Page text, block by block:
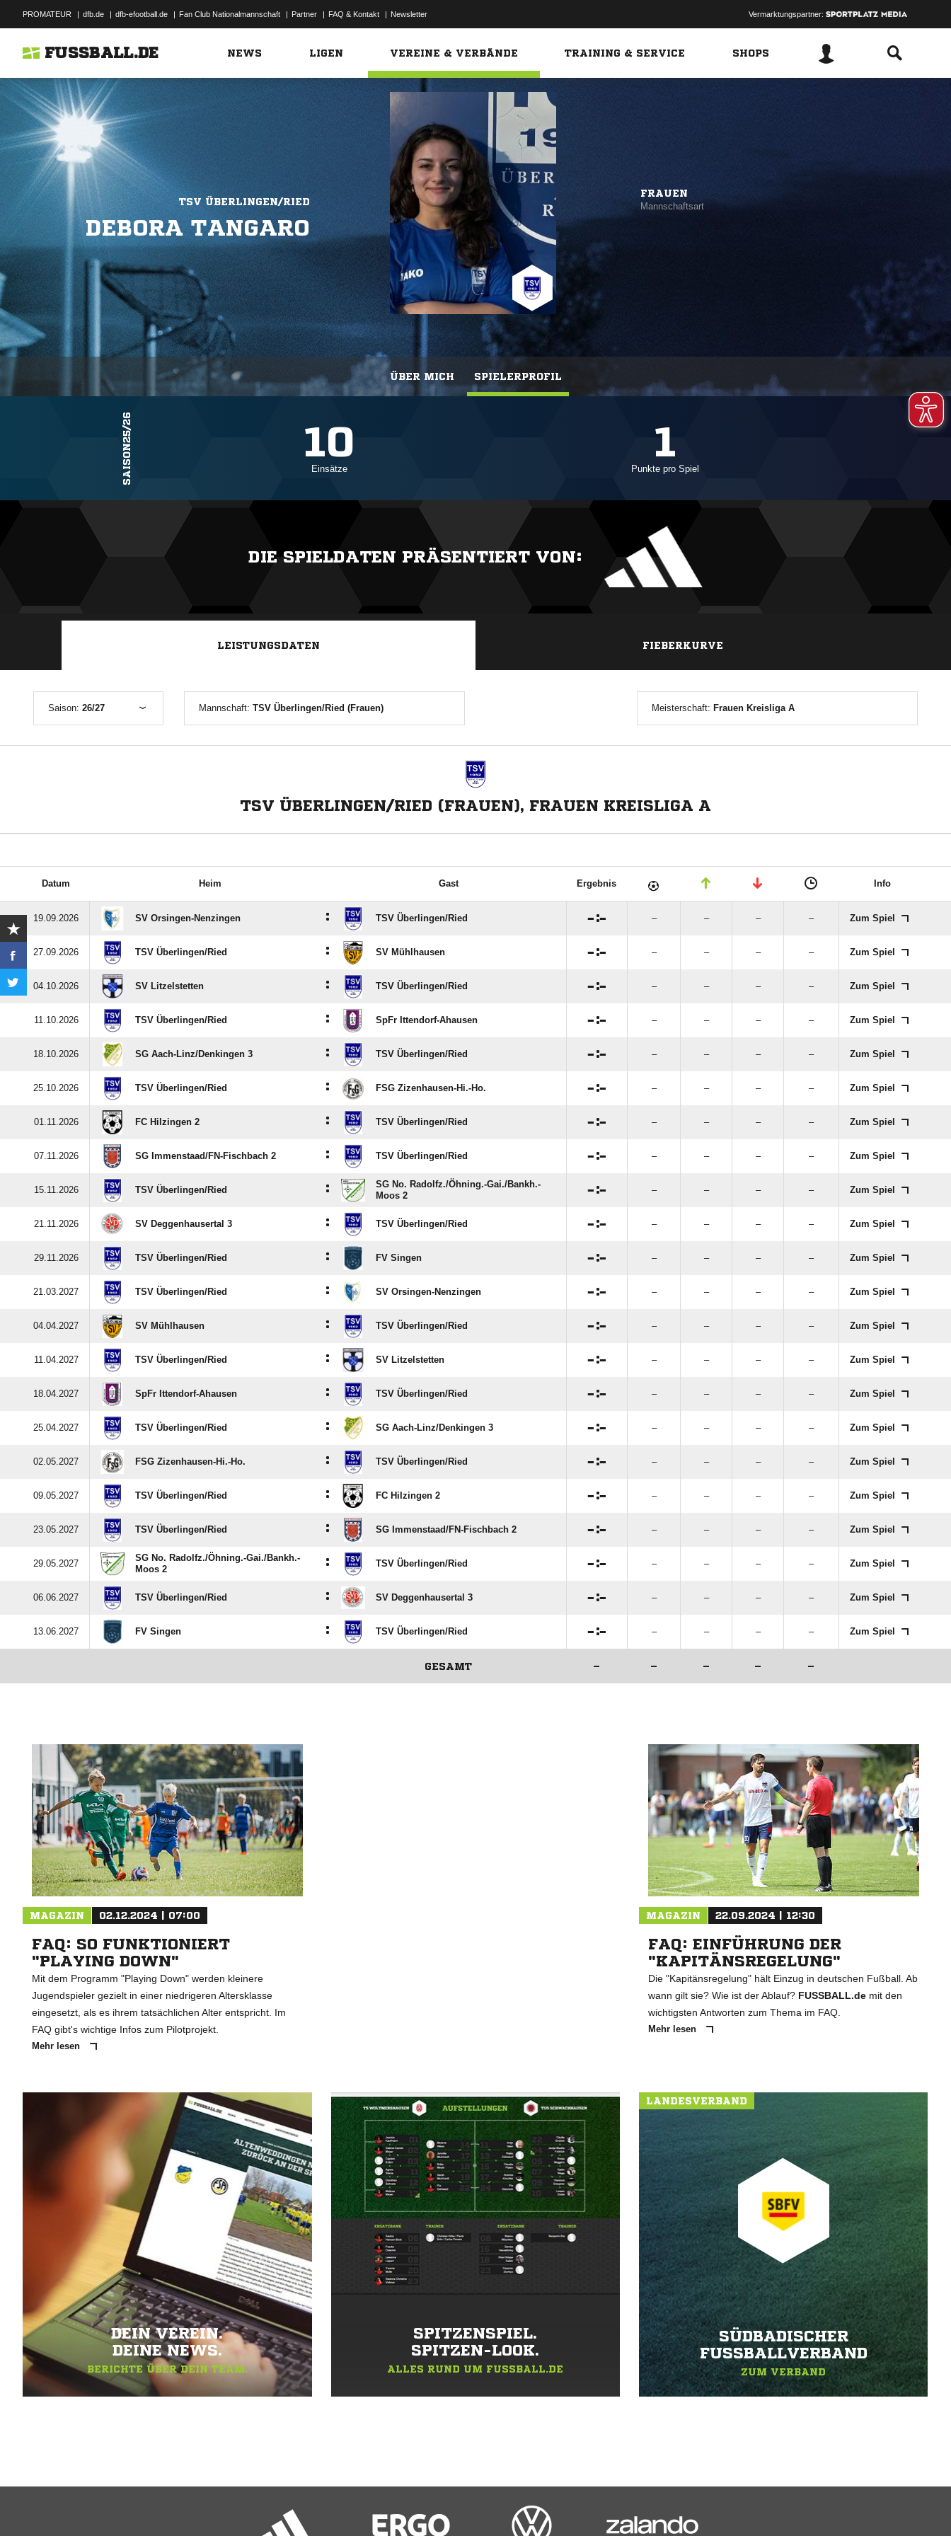
PROMATEUR | dfb.de | dfb-efootball.de | Fan Club Nationalmannschaft | Partner | FAQ & Kontakt | Newsletter Vermarktungspartner:
FUSSBALL.DE NEWS LIGEN VEREINE & VERBÄNDE TRAINING & SERVICE SHOPS
ÜBER MICH SPIELERPROFIL
TSV ÜBERLINGEN/RIED
DEBORA TANGARO
FRAUEN
Mannschaftsart
SAISON25/26 10
Einsätze
1
Punkte pro Spiel
DIE SPIELDATEN PRÄSENTIERT VON:
LEISTUNGSDATEN FIEBERKURVE
Saison: 26/27 Mannschaft:TSV Überlingen/Ried (Frauen) Meisterschaft: Frauen Kreisliga A
TSV ÜBERLINGEN/RIED (FRAUEN), FRAUEN KREISLIGA A
Datum Heim Gast Ergebnis Info
19.09.2026 SV Orsingen-Nenzingen : TSV Überlingen/​Ried : – – – – Zum Spiel
27.09.2026 TSV Überlingen/​Ried : SV Mühlhausen : – – – – Zum Spiel
04.10.2026 SV Litzelstetten : TSV Überlingen/​Ried : – – – – Zum Spiel
11.10.2026 TSV Überlingen/​Ried : SpFr Ittendorf-Ahausen : – – – – Zum Spiel
18.10.2026 SG Aach-Linz/​Denkingen 3 : TSV Überlingen/​Ried : – – – – Zum Spiel
25.10.2026 TSV Überlingen/​Ried : FSG Zizenhausen-Hi.-Ho. : – – – – Zum Spiel
01.11.2026 FC Hilzingen 2 : TSV Überlingen/​Ried : – – – – Zum Spiel
07.11.2026 SG Immenstaad/​FN-Fischbach 2 : TSV Überlingen/​Ried : – – – – Zum Spiel
15.11.2026 TSV Überlingen/​Ried :
SG No. Radolfz./​Öhning.-Gai./​Bankh.-
Moos 2
: – – – – Zum Spiel
21.11.2026 SV Deggenhausertal 3 : TSV Überlingen/​Ried : – – – – Zum Spiel
29.11.2026 TSV Überlingen/​Ried : FV Singen : – – – – Zum Spiel
21.03.2027 TSV Überlingen/​Ried : SV Orsingen-Nenzingen : – – – – Zum Spiel
04.04.2027 SV Mühlhausen : TSV Überlingen/​Ried : – – – – Zum Spiel
11.04.2027 TSV Überlingen/​Ried : SV Litzelstetten : – – – – Zum Spiel
18.04.2027 SpFr Ittendorf-Ahausen : TSV Überlingen/​Ried : – – – – Zum Spiel
25.04.2027 TSV Überlingen/​Ried : SG Aach-Linz/​Denkingen 3 : – – – – Zum Spiel
02.05.2027 FSG Zizenhausen-Hi.-Ho. : TSV Überlingen/​Ried : – – – – Zum Spiel
09.05.2027 TSV Überlingen/​Ried : FC Hilzingen 2 : – – – – Zum Spiel
23.05.2027 TSV Überlingen/​Ried : SG Immenstaad/​FN-Fischbach 2 : – – – – Zum Spiel
29.05.2027
SG No. Radolfz./​Öhning.-Gai./​Bankh.-
Moos 2
: TSV Überlingen/​Ried : – – – – Zum Spiel
06.06.2027 TSV Überlingen/​Ried : SV Deggenhausertal 3 : – – – – Zum Spiel
13.06.2027 FV Singen : TSV Überlingen/​Ried : – – – – Zum Spiel
GESAMT – – – – –
MAGAZIN 02.12.2024 | 07:00
FAQ: SO FUNKTIONIERT
"PLAYING DOWN"
Mit dem Programm "Playing Down" werden kleinere
Jugendspieler gezielt in einer niedrigeren Altersklasse
eingesetzt, als es ihrem tatsächlichen Alter entspricht. Im
FAQ gibt's wichtige Infos zum Pilotprojekt.
Mehr lesen
MAGAZIN 22.09.2024 | 12:30
FAQ: EINFÜHRUNG DER
"KAPITÄNSREGELUNG"
Die "Kapitänsregelung" hält Einzug in deutschen Fußball. Ab
wann gilt sie? Wie ist der Ablauf? FUSSBALL.de mit den
wichtigsten Antworten zum Thema im FAQ.
Mehr lesen
DEIN VEREIN.
DEINE NEWS.
BERICHTE ÜBER DEIN TEAM.
SPITZENSPIEL.
SPITZEN-LOOK.
ALLES RUND UM FUSSBALL.DE
LANDESVERBAND
SÜDBADISCHER
FUSSBALLVERBAND
ZUM VERBAND